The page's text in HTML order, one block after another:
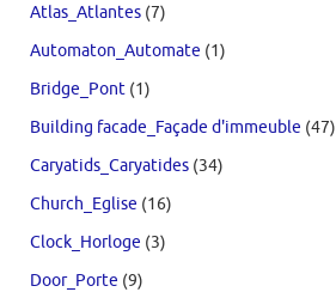
Atlas_Atlantes (7)
Automaton_Automate (1)
Bridge_Pont (1)
Building facade_Façade d'immeuble (47)
Caryatids_Caryatides (34)
Church_Eglise (16)
Clock_Horloge (3)
Door_Porte (9)